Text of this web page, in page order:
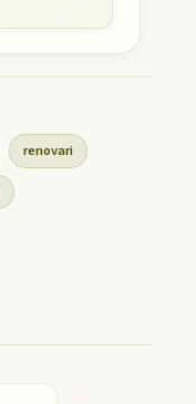
renovari